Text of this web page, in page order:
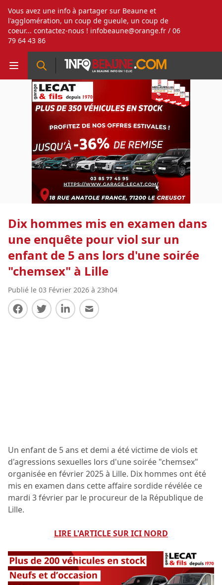
Vous avez une info à partager sur Beaune et
l'agglomération, un coup de gueule, un coup de
coeur... contactez-nous ! infobeaune@orange.fr / 06
79 64 43 86
Dix hommes mis en examen dans
une enquête pour viol sur un
enfant de 5 ans lors d'une soirée
"chemsex" à Lille
Publié le 03 Février 2026 à 23h04
Partager sur Facebook
Partager sur Twitter
Partager sur LinkedIn
Partager par E-mail
Un enfant de 5 ans et demi a été victime de viols et
d'agressions sexuelles lors d'une soirée "chemsex"
organisée en février 2025 à Lille. Dix hommes ont été
mis en examen dans cette affaire sordide révélée ce
mardi 3 février par le procureur de la République de
Lille.
LIRE L'ARTICLE SUR ICI NORD